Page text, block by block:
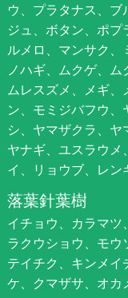
ウ、プラタナス、
ジュ、ボタン、ポ
ルメロ、マンサク
ノハギ、ムクゲ、ム
ムレスズメ、メギ、
ン、モミジバフウ
シ、ヤマザクラ、
ヤナギ、ユスラウ
イ、リョウブ、レン
落葉針葉樹
イチョウ、カラマツ
ラクウショウ、モ
テイチク、キンメ
ケ、クマザサ、オカ